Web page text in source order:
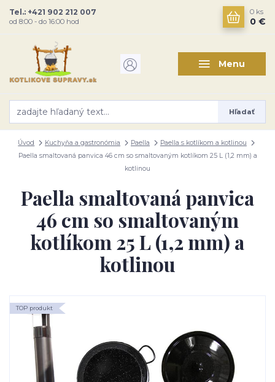
Menu
Hľadať
Tel.: +421 902 212 007
od 8:00 - do 16:00 hod
0 ks
0 €
Úvod Kuchyňa a gastronómia Paella
Paella s kotlíkom a kotlinou
Paella smaltovaná panvica 46 cm so smaltovaným kotlíkom 25 L (1,2 mm) a
kotlinou
Paella smaltovaná panvica
46 cm so smaltovaným
kotlíkom 25 L (1,2 mm) a
kotlinou
TOP produkt